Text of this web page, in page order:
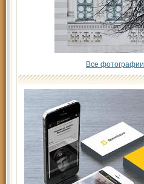
Все фотографии